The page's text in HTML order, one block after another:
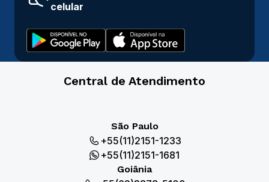
celular
Central de Atendimento
São Paulo
+55(11)2151-1233
+55(11)2151-1681
Goiânia